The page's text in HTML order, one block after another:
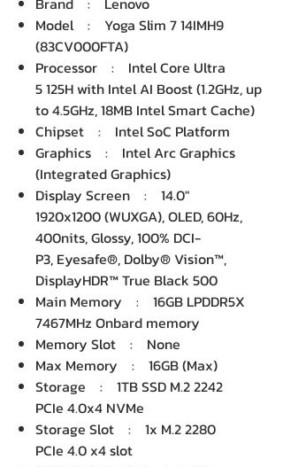
Model : Yoga Slim 7 14IMH9
(83CV000FTA)
Processor : Intel Core Ultra
5 125H with Intel AI Boost (1.2GHz, up
to 4.5GHz, 18MB Intel Smart Cache)
Chipset : Intel SoC Platform
Graphics : Intel Arc Graphics
(Integrated Graphics)
Display Screen : 14.0"
1920x1200 (WUXGA), OLED, 60Hz,
400nits, Glossy, 100% DCI-
P3, Eyesafe®, Dolby® Vision™,
DisplayHDR™ True Black 500
Main Memory : 16GB LPDDR5X
7467MHz Onbard memory
Memory Slot : None
Max Memory : 16GB (Max)
Storage : 1TB SSD M.2 2242
PCIe 4.0x4 NVMe
Storage Slot : 1x M.2 2280
PCIe 4.0 x4 slot